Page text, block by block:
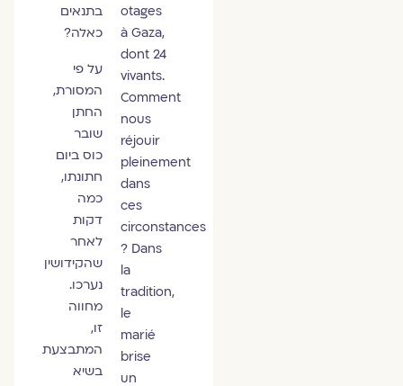
otages
à Gaza,
dont 24
vivants.
Comment
nous
réjouir
pleinement
dans
ces
circonstances
? Dans
la
tradition,
le
marié
brise
un
בתנאים
כאלה?
על פי
המסורת,
החתן
שובר
כוס ביום
חתונתו,
כמה
דקות
לאחר
שהקידושין
נערכו.
מחווה
זו,
המתבצעת
בשיא